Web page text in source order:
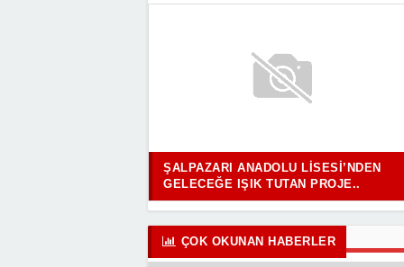
ŞALPAZARI ANADOLU LISESI’NDEN
GELECEĞE IŞIK TUTAN PROJE..
ÇOK OKUNAN HABERLER